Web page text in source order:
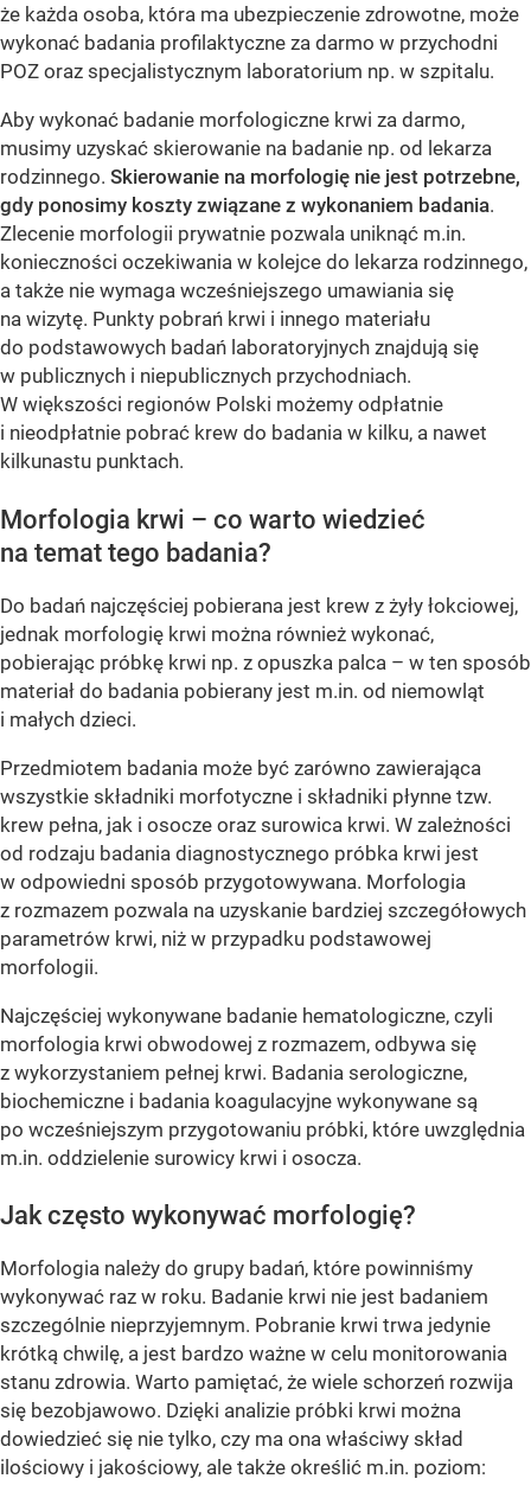
że każda osoba, która ma ubezpieczenie zdrowotne, może
wykonać badania profilaktyczne za darmo w przychodni
POZ oraz specjalistycznym laboratorium np. w szpitalu.
Aby wykonać badanie morfologiczne krwi za darmo,
musimy uzyskać skierowanie na badanie np. od lekarza
rodzinnego. Skierowanie na morfologię nie jest potrzebne,
gdy ponosimy koszty związane z wykonaniem badania.
Zlecenie morfologii prywatnie pozwala uniknąć m.in.
konieczności oczekiwania w kolejce do lekarza rodzinnego,
a także nie wymaga wcześniejszego umawiania się
na wizytę. Punkty pobrań krwi i innego materiału
do podstawowych badań laboratoryjnych znajdują się
w publicznych i niepublicznych przychodniach.
W większości regionów Polski możemy odpłatnie
i nieodpłatnie pobrać krew do badania w kilku, a nawet
kilkunastu punktach.
Morfologia krwi – co warto wiedzieć
na temat tego badania?
Do badań najczęściej pobierana jest krew z żyły łokciowej,
jednak morfologię krwi można również wykonać,
pobierając próbkę krwi np. z opuszka palca – w ten sposób
materiał do badania pobierany jest m.in. od niemowląt
i małych dzieci.
Przedmiotem badania może być zarówno zawierająca
wszystkie składniki morfotyczne i składniki płynne tzw.
krew pełna, jak i osocze oraz surowica krwi. W zależności
od rodzaju badania diagnostycznego próbka krwi jest
w odpowiedni sposób przygotowywana. Morfologia
z rozmazem pozwala na uzyskanie bardziej szczegółowych
parametrów krwi, niż w przypadku podstawowej
morfologii.
Najczęściej wykonywane badanie hematologiczne, czyli
morfologia krwi obwodowej z rozmazem, odbywa się
z wykorzystaniem pełnej krwi. Badania serologiczne,
biochemiczne i badania koagulacyjne wykonywane są
po wcześniejszym przygotowaniu próbki, które uwzględnia
m.in. oddzielenie surowicy krwi i osocza.
Jak często wykonywać morfologię?
Morfologia należy do grupy badań, które powinniśmy
wykonywać raz w roku. Badanie krwi nie jest badaniem
szczególnie nieprzyjemnym. Pobranie krwi trwa jedynie
krótką chwilę, a jest bardzo ważne w celu monitorowania
stanu zdrowia. Warto pamiętać, że wiele schorzeń rozwija
się bezobjawowo. Dzięki analizie próbki krwi można
dowiedzieć się nie tylko, czy ma ona właściwy skład
ilościowy i jakościowy, ale także określić m.in. poziom: